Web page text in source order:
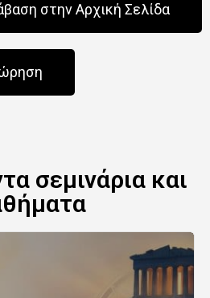
στην Αρχική Σελίδα
σεμινάρια και